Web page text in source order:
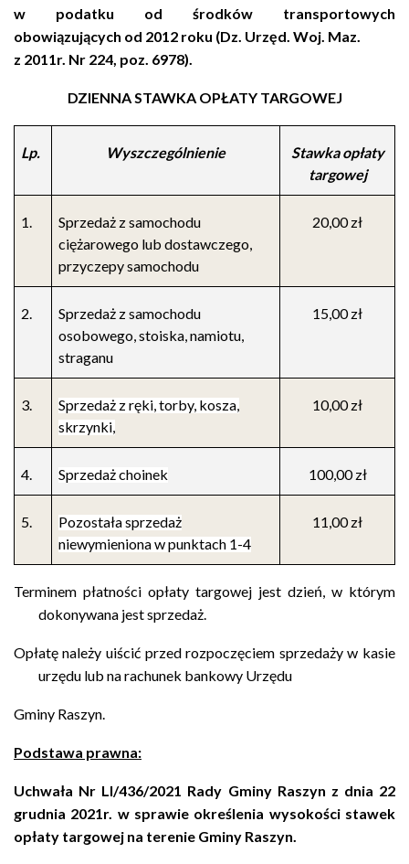
w podatku od środków transportowych
obowiązujących od 2012 roku (Dz. Urzęd. Woj. Maz.
z 2011r. Nr 224, poz. 6978).
DZIENNA STAWKA OPŁATY TARGOWEJ
Lp. Wyszczególnienie
Stawka opłaty
targowej
1.
Sprzedaż z samochodu
ciężarowego lub dostawczego,
przyczepy samochodu
20,00 zł
2.
Sprzedaż z samochodu
osobowego, stoiska, namiotu,
straganu
15,00 zł
3.
Sprzedaż z ręki, torby, kosza,
skrzynki,
10,00 zł
4. Sprzedaż choinek 100,00 zł
5.
Pozostała sprzedaż
niewymieniona w punktach 1-4
11,00 zł
Terminem płatności opłaty targowej jest dzień, w którym
dokonywana jest sprzedaż.
Opłatę należy uiścić przed rozpoczęciem sprzedaży w kasie
urzędu lub na rachunek bankowy Urzędu
Gminy Raszyn.
Podstawa prawna:
Uchwała Nr LI/436/2021 Rady Gminy Raszyn z dnia 22
grudnia 2021r. w sprawie określenia wysokości stawek
opłaty targowej na terenie Gminy Raszyn.